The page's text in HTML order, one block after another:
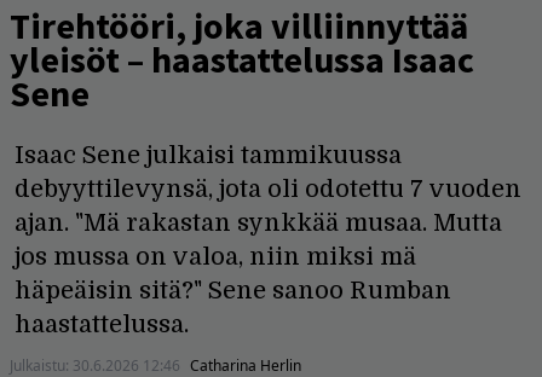
Tirehtööri, joka villiinnyttää
yleisöt – haastattelussa Isaac
Sene
Isaac Sene julkaisi tammikuussa
debyyttilevynsä, jota oli odotettu 7 vuoden
ajan. "Mä rakastan synkkää musaa. Mutta
jos mussa on valoa, niin miksi mä
häpeäisin sitä?" Sene sanoo Rumban
haastattelussa.
Julkaistu: 30.6.2026 12:46 Catharina Herlin